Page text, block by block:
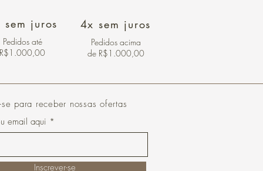
sem juros
Pedidos até
R$1.000,00
4x sem juros
Pedidos acima
de R$1.000,00
para receber nossas ofertas
email aqui
Inscrever-se